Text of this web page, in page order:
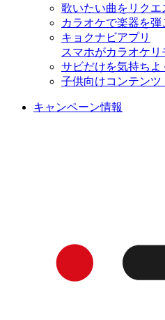
歌いたい曲をリクエ
カラオケで楽器を弾
キョクナビアプリ
スマホがカラオケリ
サビだけを気持ちよ
子供向けコンテンツ
キャンペーン情報